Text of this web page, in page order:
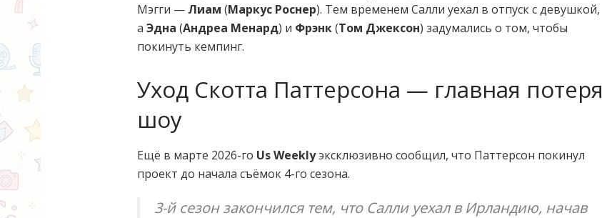
Мэгги — Лиам (Маркус Роснер). Тем временем Салли уехал в отпуск с девушкой,
а Эдна (Андреа Менард) и Фрэнк(Том Джексон) задумались о том, чтобы
покинуть кемпинг.
Уход Скотта Паттерсона — главная потеря
шоу
Ещё в марте 2026-го Us Weeklyэксклюзивно сообщил, что Паттерсон покинул
проект до начала съёмок 4-го сезона.
3-й сезон закончился тем, что Салли уехал в Ирландию, начав